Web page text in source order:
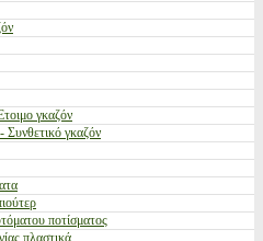
γκαζόν
Συνθετικό γκαζόν
ποτίσματος
πλαστικά